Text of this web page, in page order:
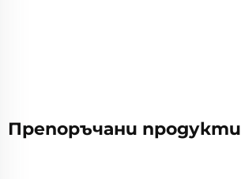
Препоръчани продукти